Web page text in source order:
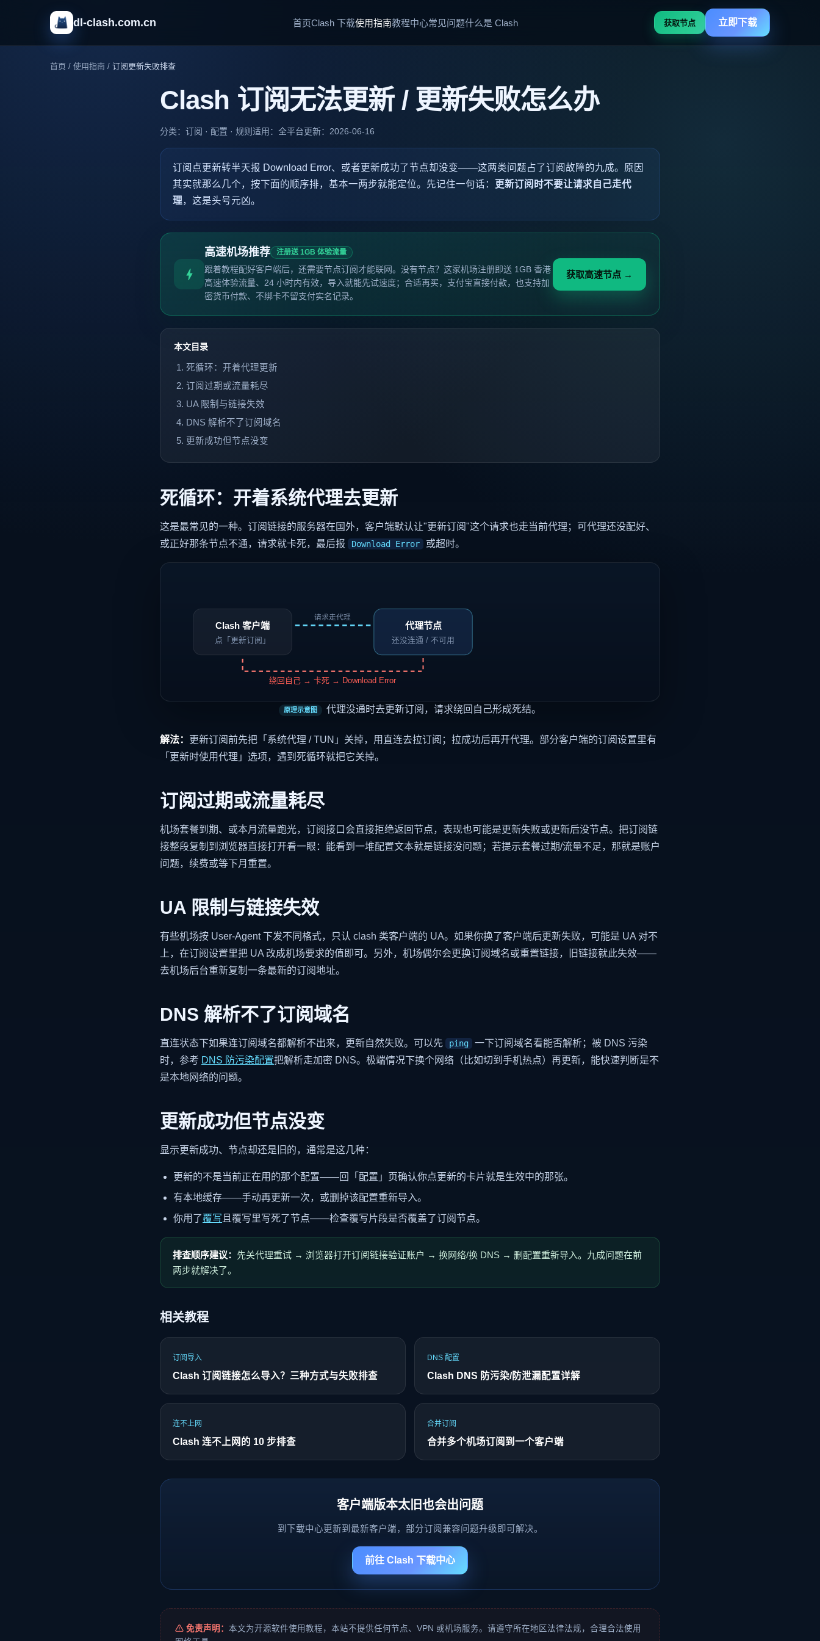
dl-clash.com.cn 首页Clash 下载使用指南教程中心常见问题什么是 Clash 获取节点 立即下载
首页 / 使用指南 / 订阅更新失败排查
Clash 订阅无法更新 / 更新失败怎么办
分类：订阅 · 配置 · 规则 适用：全平台更新：2026-06-16
订阅点更新转半天报 Download Error、或者更新成功了节点却没变——这两类问题占了订阅故障的九成。原因
其实就那么几个，按下面的顺序排，基本一两步就能定位。先记住一句话：
更新订阅时不要让请求自己走代
理，这是头号元凶。
高速机场推荐 注册送 1GB 体验流量
跟着教程配好客户端后，还需要节点订阅才能联网。没有节点？这家机场注册即送 1GB 香港
高速体验流量、24 小时内有效，导入就能先试速度；合适再买，支付宝直接付款，也支持加
密货币付款、不绑卡不留支付实名记录。
获取高速节点 →
本文目录
死循环：开着代理更新
订阅过期或流量耗尽
UA 限制与链接失效
DNS 解析不了订阅域名
更新成功但节点没变
死循环：开着系统代理去更新
这是最常见的一种。订阅链接的服务器在国外，客户端默认让"更新订阅"这个请求也走当前代理；可代理还没配好、
或正好那条节点不通，请求就卡死，最后报
Download Error 或超时。
Clash 客户端
点「更新订阅」
请求走代理
代理节点
还没连通 / 不可用
绕回自己 → 卡死 → Download Error
原理示意图 代理没通时去更新订阅，请求绕回自己形成死结。
解法：
更新订阅前先把「系统代理 / TUN」关掉，用直连去拉订阅；拉成功后再开代理。部分客户端的订阅设置里有
「更新时使用代理」选项，遇到死循环就把它关掉。
订阅过期或流量耗尽
机场套餐到期、或本月流量跑光，订阅接口会直接拒绝返回节点，表现也可能是更新失败或更新后没节点。把订阅链
接整段复制到浏览器直接打开看一眼：能看到一堆配置文本就是链接没问题；若提示套餐过期/流量不足，那就是账户
问题，续费或等下月重置。
UA 限制与链接失效
有些机场按 User-Agent 下发不同格式，只认 clash 类客户端的 UA。如果你换了客户端后更新失败，可能是 UA 对不
上，在订阅设置里把 UA 改成机场要求的值即可。另外，机场偶尔会更换订阅域名或重置链接，旧链接就此失效——
去机场后台重新复制一条最新的订阅地址。
DNS 解析不了订阅域名
直连状态下如果连订阅域名都解析不出来，更新自然失败。可以先 ping
一下订阅域名看能否解析；被 DNS 污染
时，参考 DNS 防污染配置把解析走加密 DNS。极端情况下换个网络（比如切到手机热点）再更新，能快速判断是不
是本地网络的问题。
更新成功但节点没变
显示更新成功、节点却还是旧的，通常是这几种：
更新的不是当前正在用的那个配置——回「配置」页确认你点更新的卡片就是生效中的那张。
有本地缓存——手动再更新一次，或删掉该配置重新导入。
你用了覆写 且覆写里写死了节点——检查覆写片段是否覆盖了订阅节点。
排查顺序建议： 先关代理重试 → 浏览器打开订阅链接验证账户 → 换网络/换 DNS → 删配置重新导入。九成问题在前
两步就解决了。
相关教程
订阅导入
Clash 订阅链接怎么导入？三种方式与失败排查
DNS 配置
Clash DNS 防污染/防泄漏配置详解
连不上网
Clash 连不上网的 10 步排查
合并订阅
合并多个机场订阅到一个客户端
客户端版本太旧也会出问题
到下载中心更新到最新客户端，部分订阅兼容问题升级即可解决。
前往 Clash 下载中心
免责声明：本文为开源软件使用教程，本站不提供任何节点、VPN 或机场服务。请遵守所在地区法律法规，合理合法使用